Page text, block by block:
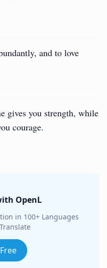
and to love
gives you strength, while
courage.
OpenL
in 100+ Languages